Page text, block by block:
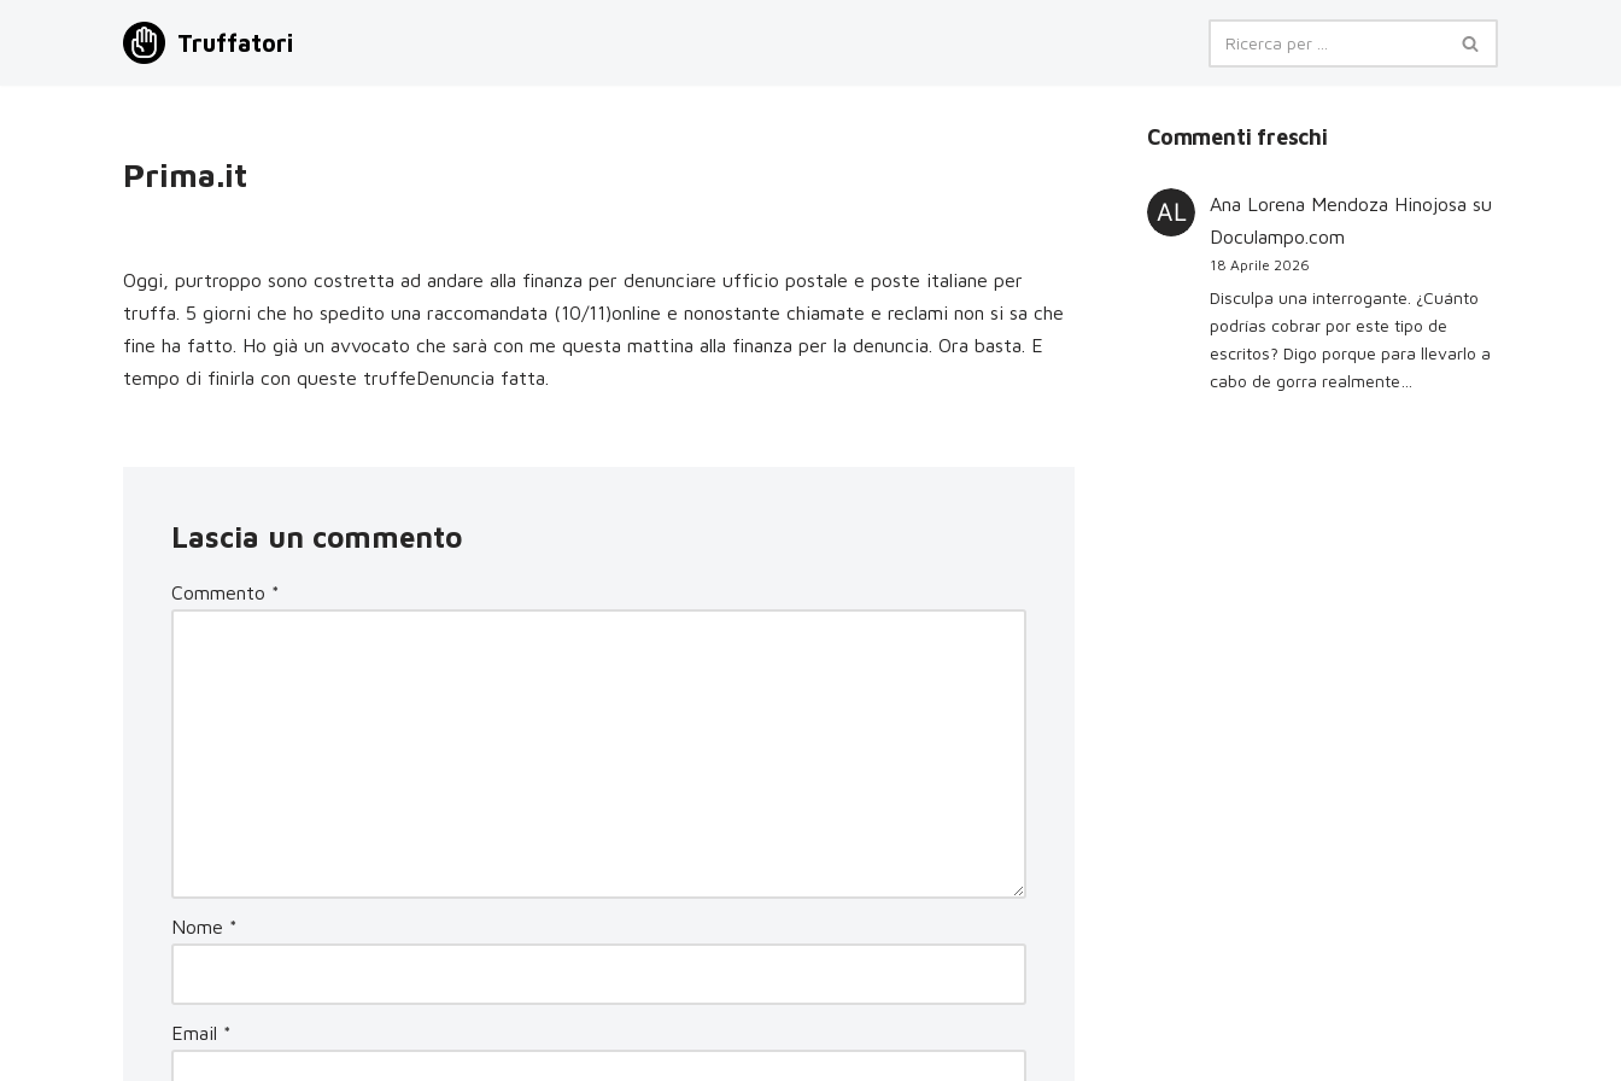
Truffatori
Prima.it
Oggi, purtroppo sono costretta ad andare alla finanza per denunciare ufficio postale e poste italiane per
truffa. 5 giorni che ho spedito una raccomandata (10/11)online e nonostante chiamate e reclami non si sa che
fine ha fatto. Ho già un avvocato che sarà con me questa mattina alla finanza per la denuncia. Ora basta. E
tempo di finirla con queste truffeDenuncia fatta.
Lascia un commento
Commento *
Nome *
Email *
Commenti freschi
Ana Lorena Mendoza Hinojosa su
Doculampo.com
18 Aprile 2026
Disculpa una interrogante. ¿Cuánto
podrías cobrar por este tipo de
escritos? Digo porque para llevarlo a
cabo de gorra realmente…